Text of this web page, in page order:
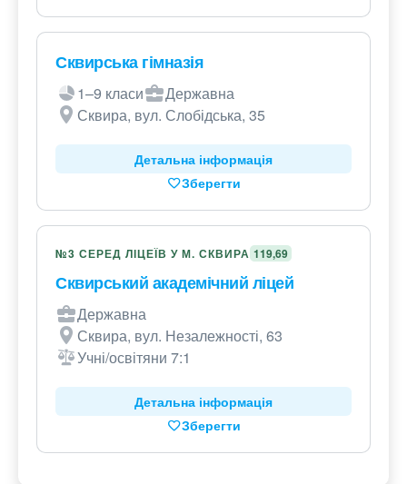
Сквирська гімназія
1–9 класи
Державна
Сквира, вул. Слобідська, 35
Детальна інформація
Зберегти
№3 СЕРЕД ЛІЦЕЇВ У М. СКВИРА 119,69
Сквирський академічний ліцей
Державна
Сквира, вул. Незалежності, 63
Учні/освітяни 7:1
Детальна інформація
Зберегти